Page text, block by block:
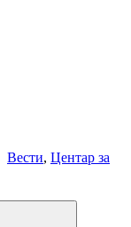
Вести, Центар за